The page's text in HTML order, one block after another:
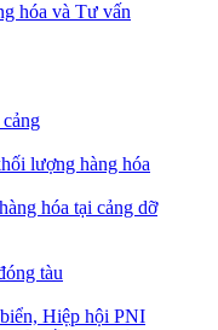
hóa và Tư vấn
lượng hàng hóa
hóa tại cảng dỡ
tàu
Hiệp hội PNI